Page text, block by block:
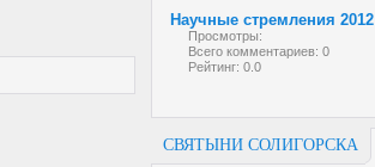
Научные стремления 2012
Просмотры:
Всего комментариев: 0
Рейтинг: 0.0
СВЯТЫНИ СОЛИГОРСКА